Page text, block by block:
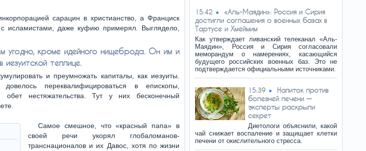
сарацин в христианство, а Франциск
исламистами, даже куфию примерял. Выглядело,
угодно, кроме идейного нищеброда. Он им и
теплице.
и преумножать капиталы, как иезуиты.
переквалифицироваться в епископы,
обет нестяжательства. Тут у них бесконечный
Самое смешное, что «красный папа» в
своей речи укорял глобаломанов-
транснационалов и их Давос, хотя по жизни
15:42
«Аль-Маядин»: Россия и Сирия
достигли соглашения о военных базах в
Тартусе и Хмеймим
Как утверждает ливанский телеканал «Аль-
Маядин», Россия и Сирия согласовали
меморандум о намерениях, касающийся
будущего российских военных баз. Это не
подтверждается официальными источниками.
15:39
Напиток против
болезней печени —
эксперты раскрыли
секрет
Диетологи объяснили, какой
чай снижает воспаление и защищает клетки
печени от окислительного стресса.